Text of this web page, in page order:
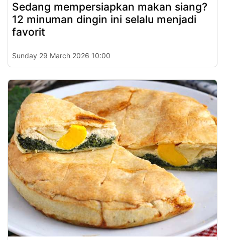
Sedang mempersiapkan makan siang?
12 minuman dingin ini selalu menjadi
favorit
Sunday 29 March 2026 10:00